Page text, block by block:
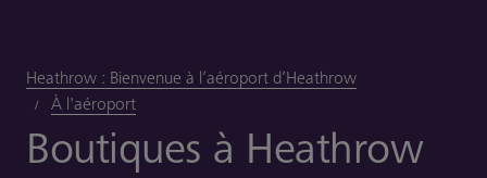
Heathrow : Bienvenue à l’aéroport d’Heathrow
À l'aéroport
Boutiques à Heathrow